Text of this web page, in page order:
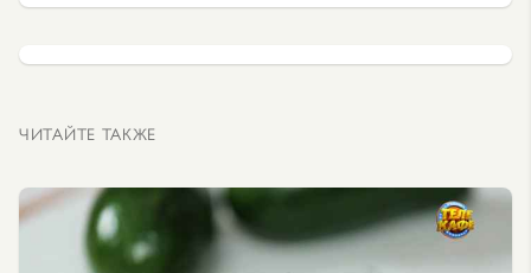
ЧИТАЙТЕ ТАКЖЕ